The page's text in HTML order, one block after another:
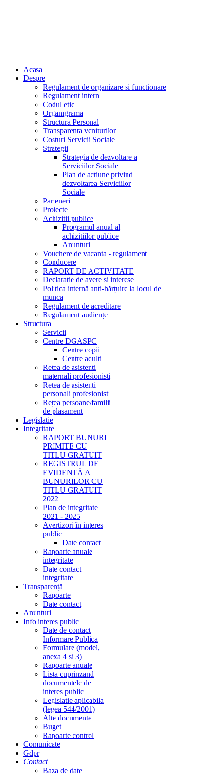
Acasa
Despre
Regulament de organizare si functionare
Regulament intern
Codul etic
Organigrama
Structura Personal
Transparenta veniturilor
Costuri Servicii Sociale
Strategii
Strategia de dezvoltare a
Serviciilor Sociale
Plan de actiune privind
dezvoltarea Serviciilor
Sociale
Parteneri
Proiecte
Achizitii publice
Programul anual al
achizitiilor publice
Anunturi
Vouchere de vacanta - regulament
Conducere
RAPORT DE ACTIVITATE
Declaratie de avere si interese
Politica internă anti-hărțuire la locul de
munca
Regulament de acreditare
Regulament audiențe
Structura
Servicii
Centre DGASPC
Centre copii
Centre adulti
Retea de asistenti
maternali profesionisti
Retea de asistenti
personali profesionisti
Rețea persoane/familii
de plasament
Legislatie
Integritate
RAPORT BUNURI
PRIMITE CU
TITLU GRATUIT
REGISTRUL DE
EVIDENTĂ A
BUNURILOR CU
TITLU GRATUIT
2022
Plan de integritate
2021 - 2025
Avertizori în interes
public
Date contact
Rapoarte anuale
integritate
Date contact
integritate
Transparență
Rapoarte
Date contact
Anunturi
Info interes public
Date de contact
Informare Publica
Formulare (model,
anexa 4 si 3)
Rapoarte anuale
Lista cuprinzand
documentele de
interes public
Legislatie aplicabila
(legea 544/2001)
Alte documente
Buget
Rapoarte control
Comunicate
Gdpr
Contact
Baza de date